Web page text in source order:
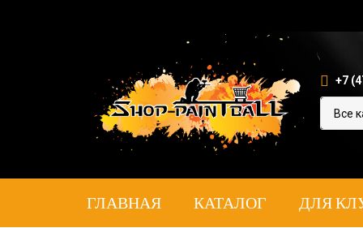
+7
ГЛАВНАЯ КАТАЛОГ ДЛЯ